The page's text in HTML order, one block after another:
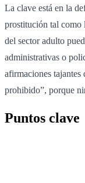
La clave está en la
prostitución tal como
del sector adulto
administrativas o
afirmaciones tajantes
prohibido”, porque
Puntos clave